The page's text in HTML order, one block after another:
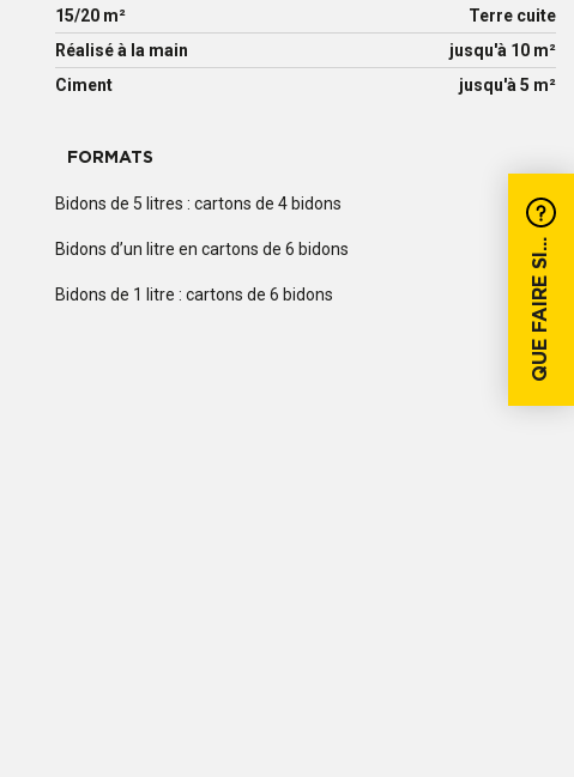
QUE FAIRE SI...
15/20 m²
Terre cuite
Réalisé à la main
jusqu'à 10 m²
Ciment
jusqu'à 5 m²
FORMATS
Bidons de 5 litres : cartons de 4 bidons
Bidons d’un litre en cartons de 6 bidons
Bidons de 1 litre : cartons de 6 bidons